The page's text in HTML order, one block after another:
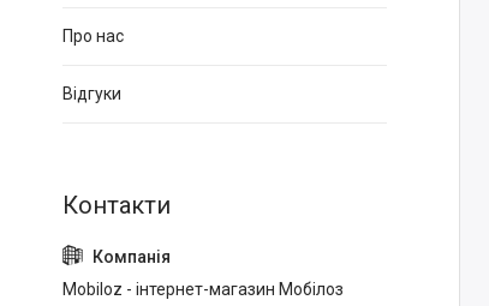
Про нас
Відгуки
Mobiloz - інтернет-магазин Мобілоз